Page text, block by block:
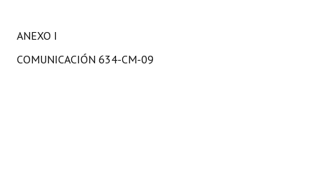
ANEXO I
COMUNICACIÓN 634-CM-09